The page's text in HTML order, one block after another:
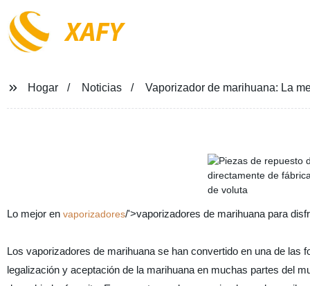
XAFY
Hogar Noticias Vaporizador de marihuana: La
Lo mejor en vaporizadores/'>vaporizadores de marihuana para
Los vaporizadores de marihuana se han convertido en una de
legalización y aceptación de la marihuana en muchas partes del